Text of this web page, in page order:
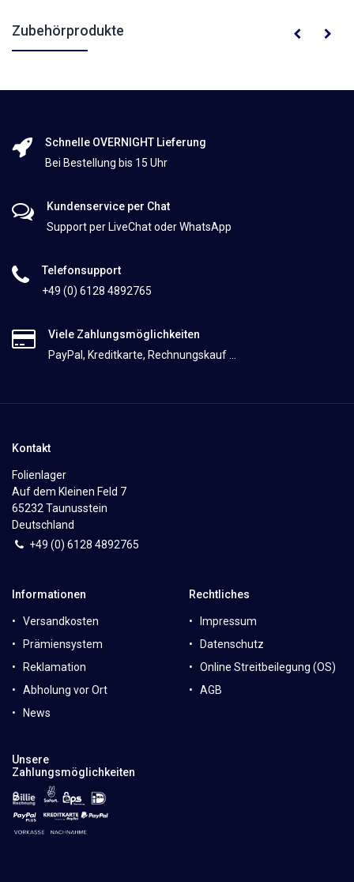
Zubehörprodukte
Schnelle OVERNIGHT Lieferung
Bei Bestellung bis 15 Uhr
Kundenservice per Chat
Support per LiveChat oder WhatsApp
Telefonsupport
+49 (0) 6128 4892765
Viele Zahlungsmöglichkeiten
PayPal, Kreditkarte, Rechnungskauf ...
Kontakt
Folienlager
Auf dem Kleinen Feld 7
65232 Taunusstein
Deutschland
+49 (0) 6128 4892765
Informationen
Versandkosten
Prämiensystem
Reklamation
Abholung vor Ort
News
Rechtliches
Impressum
Datenschutz
Online Streitbeilegung (OS)
AGB
Unsere
Zahlungsmöglichkeiten